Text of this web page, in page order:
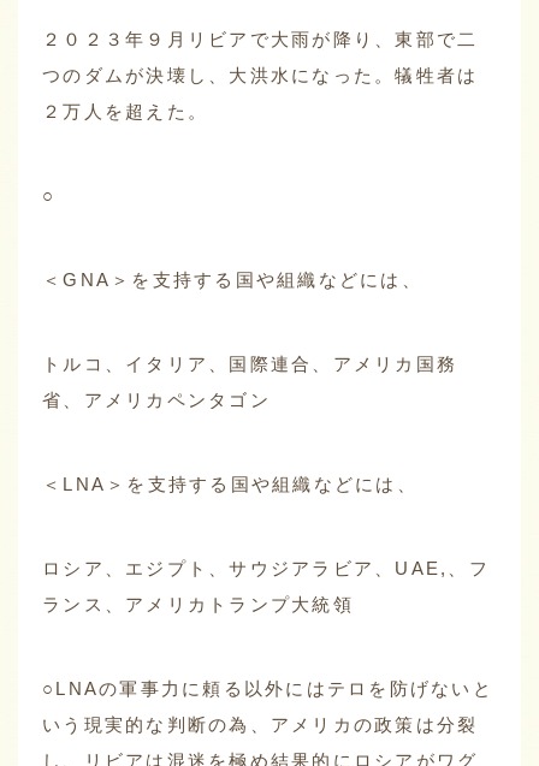
２０２３年９月リビアで大雨が降り、東部で二
つのダムが決壊し、大洪水になった。犠牲者は
２万人を超えた。
○
＜GNA＞を支持する国や組織などには、
トルコ、イタリア、国際連合、アメリカ国務
省、アメリカペンタゴン
＜LNA＞を支持する国や組織などには、
ロシア、エジプト、サウジアラビア、UAE,、フ
ランス、アメリカトランプ大統領
○LNAの軍事力に頼る以外にはテロを防げないと
いう現実的な判断の為、アメリカの政策は分裂
し、リビアは混迷を極め結果的にロシアがワグ